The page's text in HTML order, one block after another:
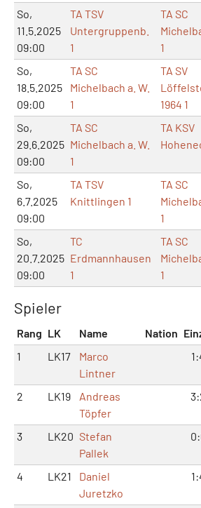
So,
11.5.2025
09:00
TA TSV
Untergruppenb.
1
TA SC
1
So,
18.5.2025
09:00
TA SC
Michelbach a. W.
1
TA SV
1964 1
So,
29.6.2025
09:00
TA SC
Michelbach a. W.
1
TA KSV
So,
6.7.2025
09:00
TA TSV
Knittlingen 1
TA SC
1
So,
20.7.2025
09:00
TC
Erdmannhausen
1
TA SC
1
Spieler
Rang LK Name Nation
1
LK17
Marco
Lintner
2 LK19
Andreas
Töpfer
3 LK20 Stefan
Pallek
4 LK21
Daniel
Juretzko